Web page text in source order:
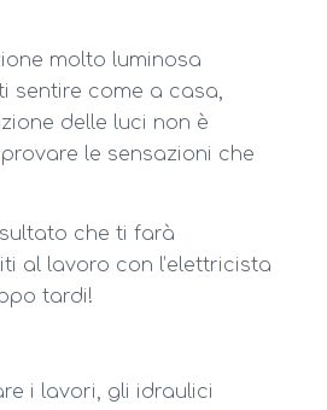
molto luminosa
sentire come a casa,
delle luci non è
le sensazioni che
che ti farà
al lavoro con l’elettricista
tardi!
i lavori, gli idraulici